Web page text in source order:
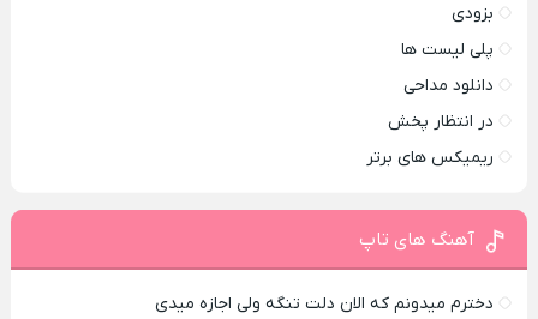
بزودی
پلی لیست ها
دانلود مداحی
در انتظار پخش
ریمیکس های برتر
آهنگ های تاپ
دخترم میدونم که الان دلت تنگه ولی اجازه میدی